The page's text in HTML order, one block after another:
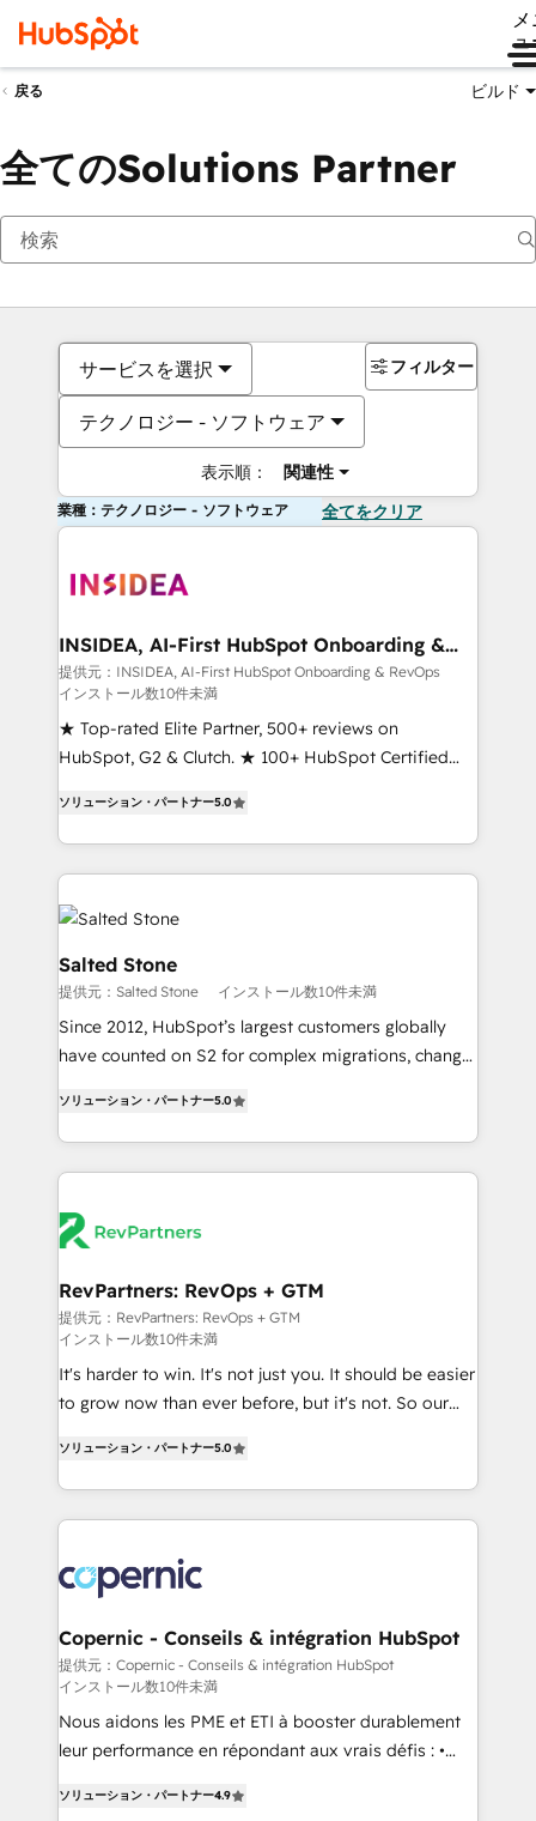
ュ
戻る ビルド
全てのSolutions Partner
サービスを選択
テクノロジー - ソフトウェア
表示順： 関連性
フィルター
業種：テクノロジー - ソフトウェア 全てをクリア
INSIDEA, AI-First HubSpot Onboarding &
RevOps
提供元：INSIDEA, AI-First HubSpot Onboarding & RevOps
インストール数10件未満
★ Top-rated Elite Partner, 500+ reviews on
HubSpot, G2 & Clutch. ★ 100+ HubSpot Certified
implementations across five continents ★ AI-First,
RevOps-led, Onboarding obsessed ★ Company of
the Year 2024/25 INSIDEA helps growing companies
turn HubSpot into a revenue engine. We onboard
your team, migrate your data, and build AI-powered
workflows that drive adoption from week one, in
your time zone. What we do ➤ Onboarding: Live in
weeks, with workflows built around your business,
not a template. ➤ Migration: Move from any legacy
CRM. Zero downtime, full data integrity. ➤
Implementation: Configure HubSpot to run your
revenue process. Sales, marketing, and service wired
Ongoing Management: Monthly tune-ups, feature
rollouts, adoption coaching. Buying HubSpot,
built for the work.
ソリューション・パートナー5.0
Salted Stone
提供元：Salted Stone インストール数10件未満
Since 2012, HubSpot’s largest customers globally
have counted on S2 for complex migrations, change
solutions that deliver measurable impact and
transform brand experiences As one of the few full-
service creative agencies in the HubSpot
winning design to build scalable, globally
marketing campaigns, & RevOps frameworks that
fuel long-term success We connect the entire
customer lifecycle through seamless integrations,
ensure long-term adoption with change-
management programs, and align marketing, sales,
HubSpot accreditations and experience across
hundreds of organizations in dozens of industries,
there’s a good chance one of our globally integrated
explore whether S2 is the partner you’ve been
looking for...and get your next big initiative moving!
ソリューション・パートナー5.0
RevPartners: RevOps + GTM
提供元：RevPartners: RevOps + GTM
インストール数10件未満
It's harder to win. It's not just you. It should be easier
to grow now than ever before, but it's not. So our
revenue number. We do that by bridging the gap
where agencies fail: combining GTM strategy with
technical execution to solve the right problem at the
implement your CRM. We engineer revenue
outcomes for the GTM owner on HubSpot. We Build
Different Because We're Built Different: - Secure:
Soc2 compliant 🛡️ - Onboarding: Implementations
starting from $1,5k - Clay: Elite Studio Solutions
Partner 🤝 - Global: 75+ RPers across five continents
🌐 - Scale: Largest organically grown & fastest tiering
implementations than any other Partner 💻 -
ソリューション・パートナー5.0
Copernic - Conseils & intégration HubSpot
提供元：Copernic - Conseils & intégration HubSpot
インストール数10件未満
Nous aidons les PME et ETI à booster durablement
leur performance en répondant aux vrais défis : •
téléphonie, etc.) • Alignement des équipes grâce à un
ソリューション・パートナー4.9